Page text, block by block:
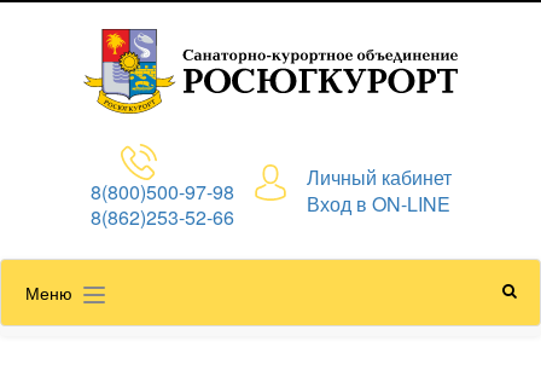
8(800)500-97-98
8(862)253-52-66
Личный кабинет
Вход в ON-LINE
Меню